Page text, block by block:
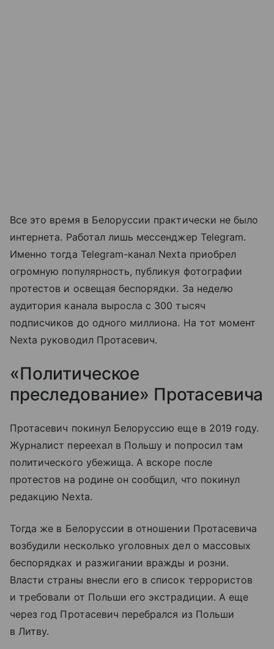
Все это время в Белоруссии практически не было
интернета. Работал лишь мессенджер Telegram.
Именно тогда Telegram-канал Nexta приобрел
огромную популярность, публикуя фотографии
протестов и освещая беспорядки. За неделю
аудитория канала выросла с 300 тысяч
подписчиков до одного миллиона. На тот момент
Nexta руководил Протасевич.
«Политическое
преследование» Протасевича
Протасевич покинул Белоруссию еще в 2019 году.
Журналист переехал в Польшу и попросил там
политического убежища. А вскоре после
протестов на родине он сообщил, что покинул
редакцию Nexta.
Тогда же в Белоруссии в отношении Протасевича
возбудили несколько уголовных дел о массовых
беспорядках и разжигании вражды и розни.
Власти страны внесли его в список террористов
и требовали от Польши его экстрадиции. А еще
через год Протасевич перебрался из Польши
в Литву.